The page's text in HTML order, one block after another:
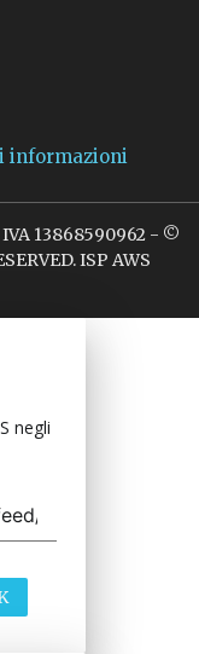
informazioni
13868590962 - ©
ISP AWS
negli